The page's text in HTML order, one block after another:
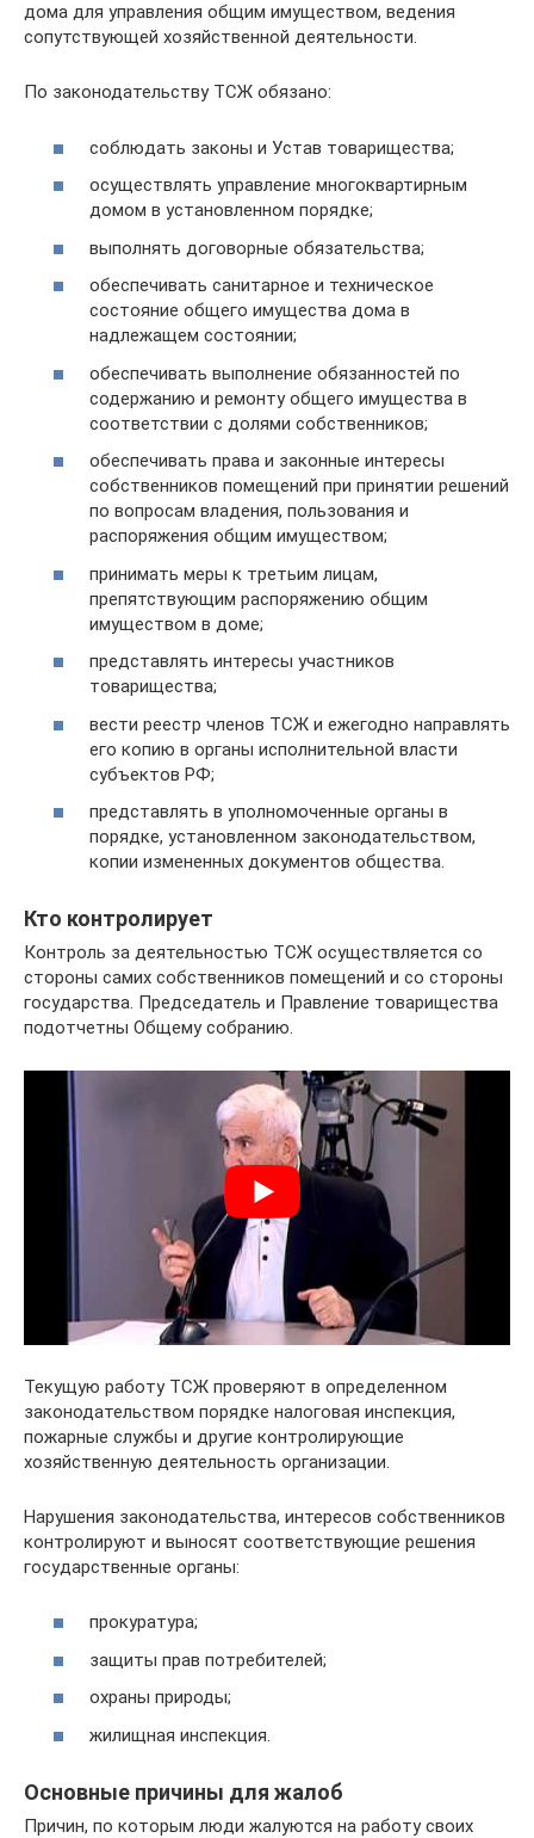
дома для управления общим имуществом, ведения
сопутствующей хозяйственной деятельности.
По законодательству ТСЖ обязано:
соблюдать законы и Устав товарищества;
осуществлять управление многоквартирным
домом в установленном порядке;
выполнять договорные обязательства;
обеспечивать санитарное и техническое
состояние общего имущества дома в
надлежащем состоянии;
обеспечивать выполнение обязанностей по
содержанию и ремонту общего имущества в
соответствии с долями собственников;
обеспечивать права и законные интересы
собственников помещений при принятии решений
по вопросам владения, пользования и
распоряжения общим имуществом;
принимать меры к третьим лицам,
препятствующим распоряжению общим
имуществом в доме;
представлять интересы участников
товарищества;
вести реестр членов ТСЖ и ежегодно направлять
его копию в органы исполнительной власти
субъектов РФ;
представлять в уполномоченные органы в
порядке, установленном законодательством,
копии измененных документов общества.
Кто контролирует
Контроль за деятельностью ТСЖ осуществляется со
стороны самих собственников помещений и со стороны
государства. Председатель и Правление товарищества
подотчетны Общему собранию.
Текущую работу ТСЖ проверяют в определенном
законодательством порядке налоговая инспекция,
пожарные службы и другие контролирующие
хозяйственную деятельность организации.
Нарушения законодательства, интересов собственников
контролируют и выносят соответствующие решения
государственные органы:
прокуратура;
защиты прав потребителей;
охраны природы;
жилищная инспекция.
Основные причины для жалоб
Причин, по которым люди жалуются на работу своих